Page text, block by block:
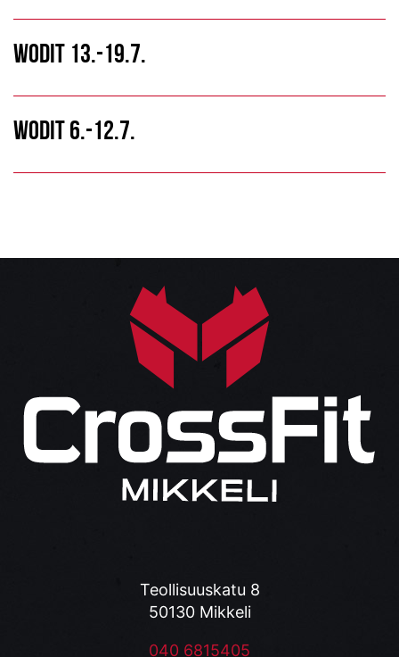
WODIT 13.-19.7.
WODIT 6.-12.7.
Teollisuuskatu 8
50130 Mikkeli
040 6815405